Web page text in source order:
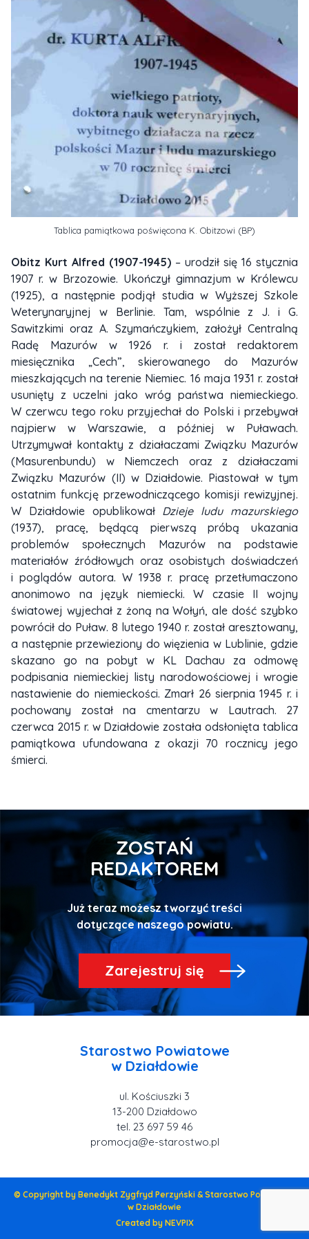
Tablica pamiątkowa poświęcona K. Obitzowi (BP)
Obitz Kurt Alfred (1907-1945) – urodził się 16 stycznia
1907 r. w Brzozowie. Ukończył gimnazjum w Królewcu
(1925), a następnie podjął studia w Wyższej Szkole
Weterynaryjnej w Berlinie. Tam, wspólnie z J. i G.
Sawitzkimi oraz A. Szymańczykiem, założył Centralną
Radę Mazurów w 1926 r. i został redaktorem
miesięcznika „Cech”, skierowanego do Mazurów
mieszkających na terenie Niemiec. 16 maja 1931 r. został
usunięty z uczelni jako wróg państwa niemieckiego.
W czerwcu tego roku przyjechał do Polski i przebywał
najpierw w Warszawie, a później w Puławach.
Utrzymywał kontakty z działaczami Związku Mazurów
(Masurenbundu) w Niemczech oraz z działaczami
Związku Mazurów (II) w Działdowie. Piastował w tym
ostatnim funkcję przewodniczącego komisji rewizyjnej.
W Działdowie opublikował Dzieje ludu mazurskiego
(1937), pracę, będącą pierwszą próbą ukazania
problemów społecznych Mazurów na podstawie
materiałów źródłowych oraz osobistych doświadczeń
i poglądów autora. W 1938 r. pracę przetłumaczono
anonimowo na język niemiecki. W czasie II wojny
światowej wyjechał z żoną na Wołyń, ale dość szybko
powrócił do Puław. 8 lutego 1940 r. został aresztowany,
a następnie przewieziony do więzienia w Lublinie, gdzie
skazano go na pobyt w KL Dachau za odmowę
podpisania niemieckiej listy narodowościowej i wrogie
nastawienie do niemieckości. Zmarł 26 sierpnia 1945 r. i
pochowany został na cmentarzu w Lautrach. 27
czerwca 2015 r. w Działdowie została odsłonięta tablica
pamiątkowa ufundowana z okazji 70 rocznicy jego
śmierci.
ZOSTAŃ
REDAKTOREM
Już teraz możesz tworzyć treści
dotyczące naszego powiatu.
Zarejestruj się
Starostwo Powiatowe
ul. Kościuszki 3
tel. 23 697 59 46
promocja@e-starostwo.pl
© Copyright by Benedykt Zygfryd Perzyński & Starostwo Powiatowe
w Działdowie
Created by NEVPIX